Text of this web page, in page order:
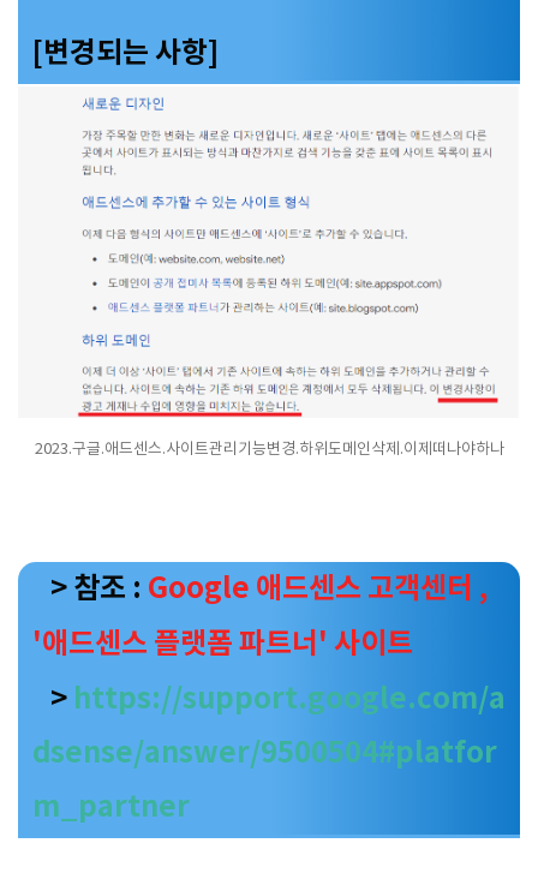
[변경되는 사항]
2023.구글.애드센스.사이트관리기능변경.하위도메인삭제.이제떠나야하나
> 참조 : Google 애드센스 고객센터 ,
'애드센스 플랫폼 파트너' 사이트
> https://support.google.com/a
dsense/answer/9500504#platfor
m_partner